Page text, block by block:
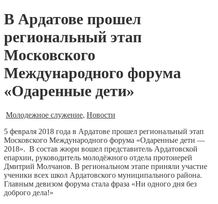
В Ардатове прошел
региональный этап
Московского
Международного форума
«Одаренные дети»
Молодежное служение, Новости
5 февраля 2018 года в Ардатове прошел региональный этап
Московского Международного форума «Одаренные дети —
2018». В состав жюри вошел представитель Ардатовской
епархии, руководитель молодёжного отдела протоиерей
Дмитрий Молчанов. В региональном этапе приняли участие
ученики всех школ Ардатовского муниципального района.
Главным девизом форума стала фраза «Ни одного дня без
доброго дела!»